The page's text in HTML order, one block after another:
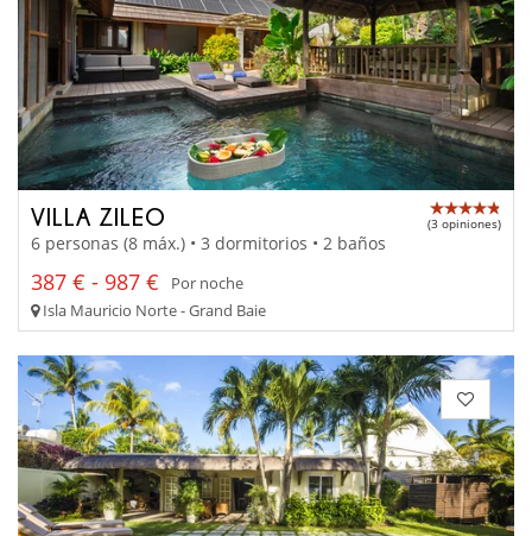
VILLA ZILEO (3 opiniones)
6 personas (8 máx.) • 3 dormitorios • 2 baños
387 € - 987 €
Por noche
Isla Mauricio Norte - Grand Baie